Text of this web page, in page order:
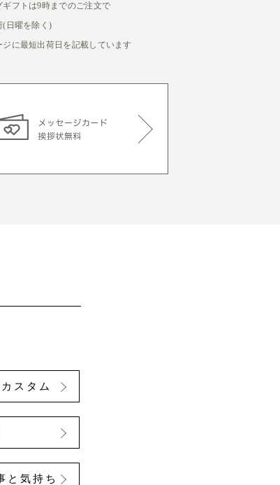
ギフトは9時までのご注文で
(日曜を除く)
ジに最短出荷日を記載しています
スタム
と気持ち